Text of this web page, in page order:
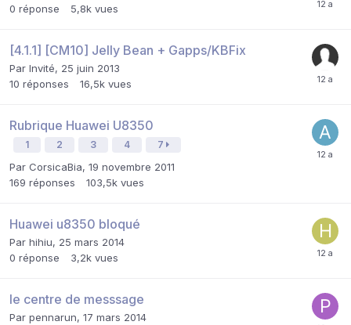
0 réponse 5,8k vues
[4.1.1] [CM10] Jelly Bean + Gapps/KBFix
Par Invité, 25 juin 2013
10 réponses 16,5k vues
Rubrique Huawei U8350
1 2 3 4 7
Par CorsicaBia, 19 novembre 2011
169 réponses 103,5k vues
Huawei u8350 bloqué
Par hihiu, 25 mars 2014
0 réponse 3,2k vues
le centre de messsage
Par pennarun, 17 mars 2014